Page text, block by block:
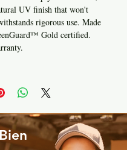
UV finish that won't
rigorous use. Made
Gold certified.